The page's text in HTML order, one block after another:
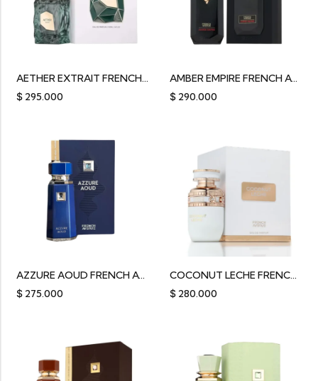
AETHER EXTRAIT FRENCH AVENUE 100ML
$295.000
AMBER EMPIRE FRENCH AVENUE 100ML
$ 290.000
AZZURE AOUD FRENCH AVENUE 100ML
$275.000
COCONUT LECHE FRENCH AVENUE
$ 280.000